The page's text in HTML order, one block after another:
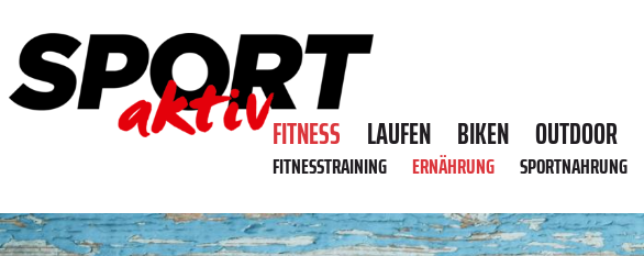
FITNESS LAUFEN BIKEN OUTDOOR
FITNESSTRAINING ERNÄHRUNG SPORTNAHRUNG